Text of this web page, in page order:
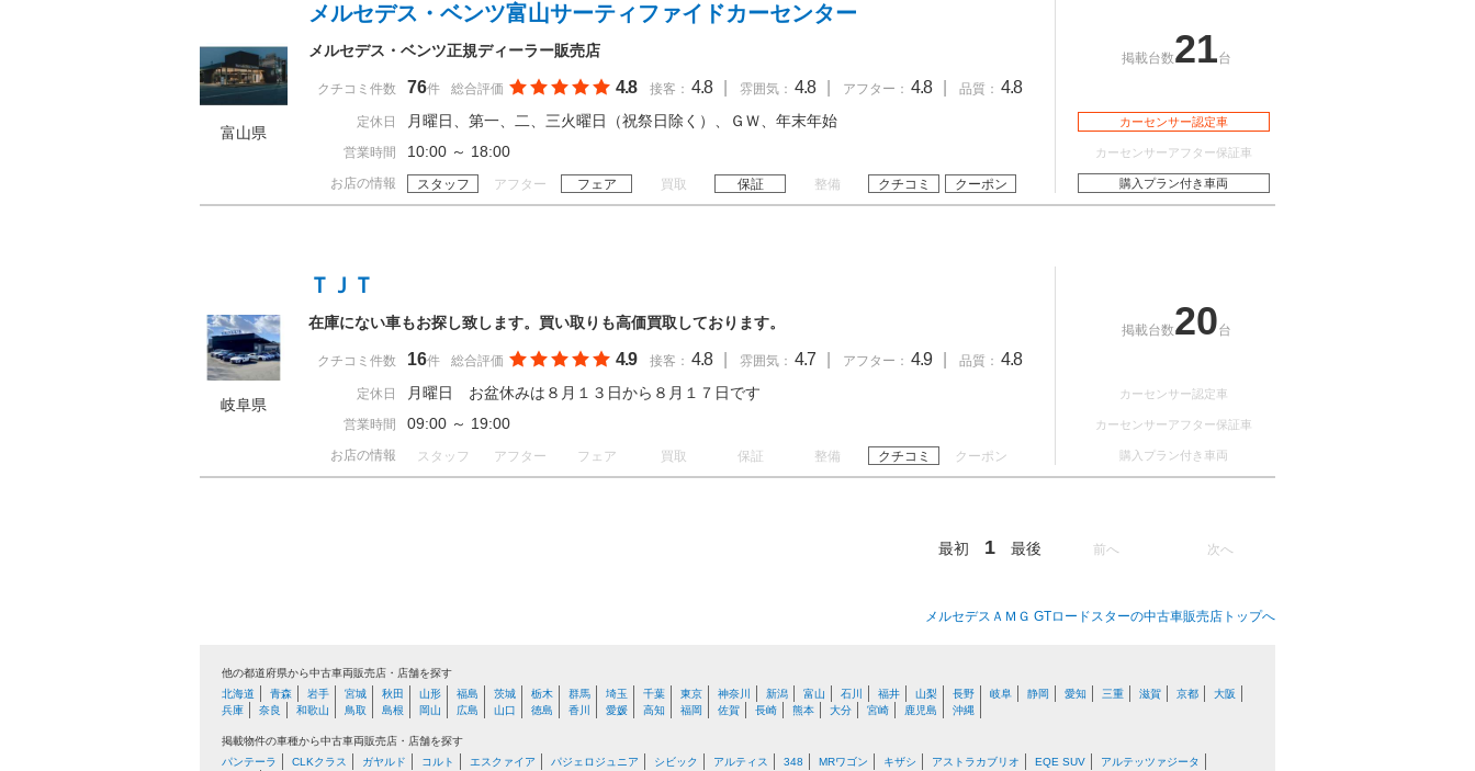
富山県
メルセデス・ベンツ富山サーティファイドカーセンター
メルセデス・ベンツ正規ディーラー販売店
クチコミ件数 76件 総合評価 4.8 接客： 4.8 雰囲気： 4.8 アフター： 4.8 品質： 4.8
定休日 月曜日、第一、二、三火曜日（祝祭日除く）、ＧＷ、年末年始
営業時間 10:00 ～ 18:00
お店の情報 スタッフ アフター フェア 買取 保証 整備 クチコミ クーポン
掲載台数21台
カーセンサー認定車
カーセンサーアフター保証車
購入プラン付き車両
岐阜県
ＴＪＴ
在庫にない車もお探し致します。買い取りも高価買取しております。
クチコミ件数 16件 総合評価 4.9 接客： 4.8 雰囲気： 4.7 アフター： 4.9 品質： 4.8
定休日 月曜日 お盆休みは８月１３日から８月１７日です
営業時間 09:00 ～ 19:00
お店の情報 スタッフ アフター フェア 買取 保証 整備 クチコミ クーポン
掲載台数20台
カーセンサー認定車
カーセンサーアフター保証車
購入プラン付き車両
最初 1 最後 前へ 次へ
メルセデスＡＭＧ GTロードスターの中古車販売店トップへ
他の都道府県から中古車両販売店・店舗を探す
北海道
青森 岩手 宮城 秋田 山形 福島 茨城 栃木 群馬 埼玉 千葉 東京 神奈川 新潟 富山 石川 福井 山梨 長野 岐阜 静岡 愛知 三重 滋賀 京都
大阪
兵庫
奈良 和歌山 鳥取 島根 岡山 広島 山口 徳島 香川 愛媛 高知 福岡 佐賀 長崎 熊本 大分 宮崎 鹿児島 沖縄
掲載物件の車種から中古車両販売店・店舗を探す
パンテーラ
CLKクラス ガヤルド コルト エスクァイア パジェロジュニア シビック アルティス 348 MRワゴン キザシ アストラカブリオ EQE SUV
アルテッツァジータ